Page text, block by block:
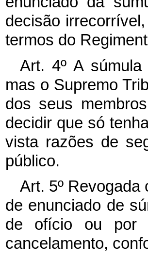
decisão
termos do
Art. 4º A
mas o Supremo
dos seus
decidir que só
vista razões de
público.
Art. 5º Revogada
de enunciado de
de ofício ou por
cancelamento,